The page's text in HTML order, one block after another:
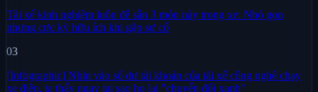
Tài xế kinh nghiệm luôn để sẵn 3 món này trong xe: Nhỏ gọn
nhưng cực kỳ hữu ích khi gặp sự cố
03
[Infographic] Nhìn vào số dư tài khoản của tài xế công nghệ chạy
xe điện, ta thấy ngay tại sao họ lại "chuyển đổi xanh"